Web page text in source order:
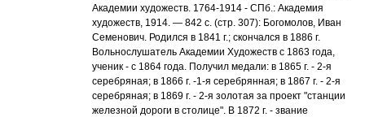
Академии художеств. 1764-1914 - СПб.: Академия
художеств, 1914. — 842 с. (стр. 307): Богомолов, Иван
Семенович. Родился в 1841 г.; скончался в 1886 г.
Вольнослушатель Академии Художеств с 1863 года,
ученик - с 1864 года. Получил медали: в 1865 г. - 2-я
серебряная; в 1866 г. -1-я серебрянная; в 1867 г. - 2-я
серебряная; в 1869 г. - 2-я золотая за проект "станции
железной дороги в столице". В 1872 г. - звание